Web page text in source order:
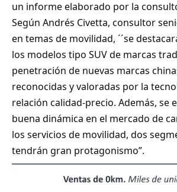
un informe elaborado por la
Según Andrés Civetta, consultor
en temas de movilidad, ´´se
los modelos tipo SUV de marcas
penetración de nuevas marcas
reconocidas y valoradas por la
relación calidad-precio. Además, se
buena dinámica en el mercado de
los servicios de movilidad, dos
tendrán gran protagonismo”.